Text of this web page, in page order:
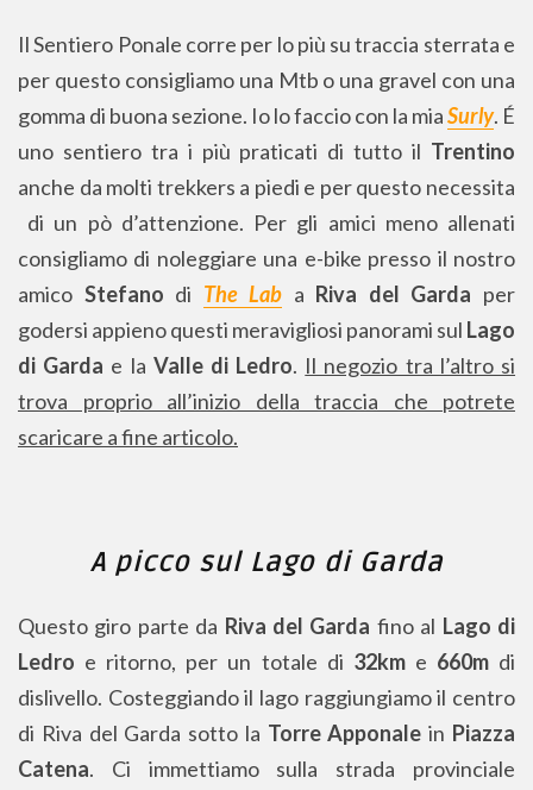
Il Sentiero Ponale corre per lo più su traccia sterrata e
per questo consigliamo una Mtb o una gravel con una
gomma di buona sezione. Io lo faccio con la miaSurly. É
uno sentiero tra i più praticati di tutto il Trentino
anche da molti trekkers a piedi e per questo necessita
di un pò d’attenzione. Per gli amici meno allenati
consigliamo di noleggiare una e-bike presso il nostro
amico Stefano di The Lab a Riva del Garda per
godersi appieno questi meravigliosi panorami sul Lago
di Garda e la Valle di Ledro. Il negozio tra l’altro si
trova proprio all’inizio della traccia che potrete
scaricare a fine articolo.
A picco sul Lago di Garda
Questo giro parte da Riva del Garda fino al Lago di
Ledro e ritorno, per un totale di 32kme 660mdi
dislivello. Costeggiando il lago raggiungiamo il centro
di Riva del Garda sotto la Torre Apponale in Piazza
Catena. Ci immettiamo sulla strada provinciale